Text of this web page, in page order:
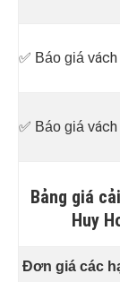
✅ Báo giá v
✅ Báo giá v
Bảng giá
Huy
Đơn giá các